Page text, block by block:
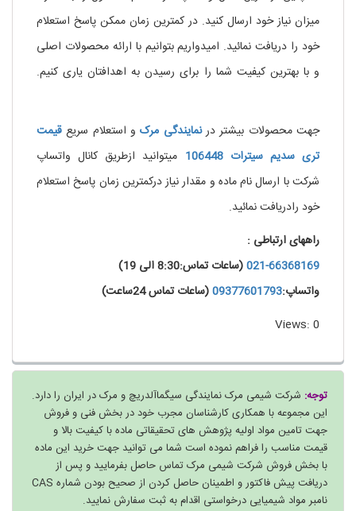
میزان نیاز خود ارسال کنید. در کمترین زمان ممکن پاسخ استعلام
خود را دریافت نمائید. امیدواریم بتوانیم با ارائه محصولات اصلی
و با بهترین کیفیت شما را برای رسیدن به اهدافتان یاری کنیم.
جهت محصولات بیشتر درنمایندگی مرک و استعلام سریع قیمت
تری سدیم سیترات 106448
میتوانید ازطریق کانال واتساپ
شرکت با ارسال نام ماده و مقدار نیاز درکمترین زمان پاسخ استعلام
خود رادریافت نمائید.
راههای ارتباطی :
021-66368169(ساعات تماس:8:30 الی 19)
واتساپ:09377601793(ساعات تماس 24ساعت)
Views: 0
توجه: شرکت شیمی مرک نمایندگی سیگماآلدریچ و مرک در ایران را دارد.
این مجموعه با همکاری کارشناسان مجرب خود در بخش فنی و فروش
جهت تامین مواد اولیه پژوهش های تحقیقاتی ماده با کیفیت بالا و
قیمت مناسب را فراهم نموده است شما می توانید جهت خرید این ماده
با بخش فروش شرکت شیمی مرک تماس حاصل بفرمایید و پس از
دریافت پیش فاکتور و اطمینان حاصل کردن از صحیح بودن شماره CAS
نامبر مواد شیمیایی درخواستی اقدام به ثبت سفارش نمایید.